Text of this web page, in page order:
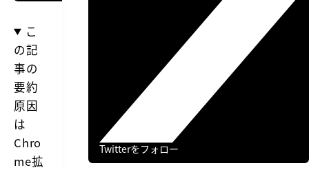
こ
の記
事の
要約
原因
は
Chro
me拡
Twitterをフォロー